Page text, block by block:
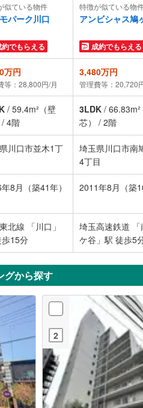
似ている物件
パーク川口
でもらえる
特徴が似ている物
アンビシャス鳩
成約でもらえる
万円
等：28,800円/月
3,480万円
管理費等：20,720
/ 59.4m²（壁
/ 4階
3LDK /
芯）
/ 2階
川口市並木1丁
埼玉県川口市南
4丁目
8月（築41年） 2011年8月（築
北線 「川口」
15分
埼玉高速鉄道 「
ケ谷」駅 徒歩5
グから探す
2